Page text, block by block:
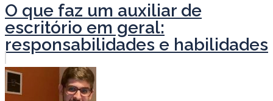
O que faz um auxiliar de
escritório em geral:
responsabilidades e habilidades